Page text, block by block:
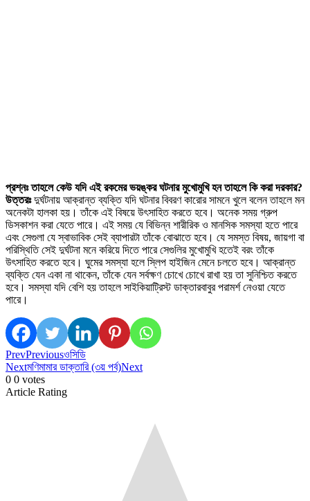
প্রশ্নঃ তাহলে কেউ যদি এই রকমের ভয়ঙ্কর ঘটনার মুখোমুখি হন তাহলে কি করা দরকার?
উত্তরঃদুর্ঘটনায় আক্রান্ত ব্যক্তি যদি ঘটনার বিবরণ কারোর সামনে খুলে বলেন তাহলে মন
অনেকটা হালকা হয়। তাঁকে এই বিষয়ে উৎসাহিত করতে হবে। অনেক সময় গ্রুপ
ডিসকাশন করা যেতে পারে। এই সময় যে বিভিন্ন শারীরিক ও মানসিক সমস্যা হতে পারে
এবং সেগুলা যে স্বাভাবিক সেই ব্যাপারটা তাঁকে বোঝাতে হবে। যে সমস্ত বিষয়, জায়গা বা
পরিস্থিতি সেই দুর্ঘটনা মনে করিয়ে দিতে পারে সেগুলির মুখোমুখি হতেই বরং তাঁকে
উৎসাহিত করতে হবে। ঘুমের সমস্যা হলে স্লিপ হাইজিন মেনে চলতে হবে। আক্রান্ত
ব্যক্তি যেন একা না থাকেন, তাঁকে যেন সর্বক্ষণ চোখে চোখে রাখা হয় তা সুনিশ্চিত করতে
হবে। সমস্যা যদি বেশি হয় তাহলে সাইকিয়াট্রিস্ট ডাক্তারবাবুর পরামর্শ নেওয়া যেতে
পারে।
PrevPreviousওসিডি
Nextমণিমামার ডাক্তারি (৩য় পর্ব)Next
0 0 votes
Article Rating